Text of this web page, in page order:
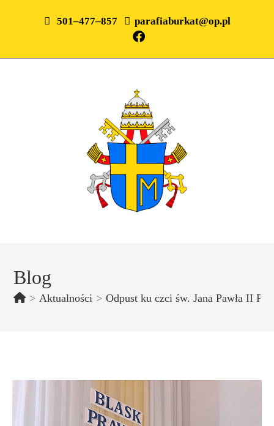
501–477–857 parafiaburkat@op.pl
Blog
> Aktualności > Odpust ku czci św. Jana Pawła II